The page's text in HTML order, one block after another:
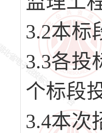
3.2本标
3.3各投
个标段
3.4本次